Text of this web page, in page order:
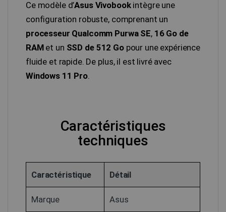
Ce modèle d’Asus Vivobookintègre une
configuration robuste, comprenant un
processeur Qualcomm Purwa SE, 16 Go de
RAMet un SSD de 512 Gopour une expérience
fluide et rapide. De plus, il est livré avec
Windows 11 Pro
Caractéristiques
techniques
Caractéristique Détail
Marque Asus